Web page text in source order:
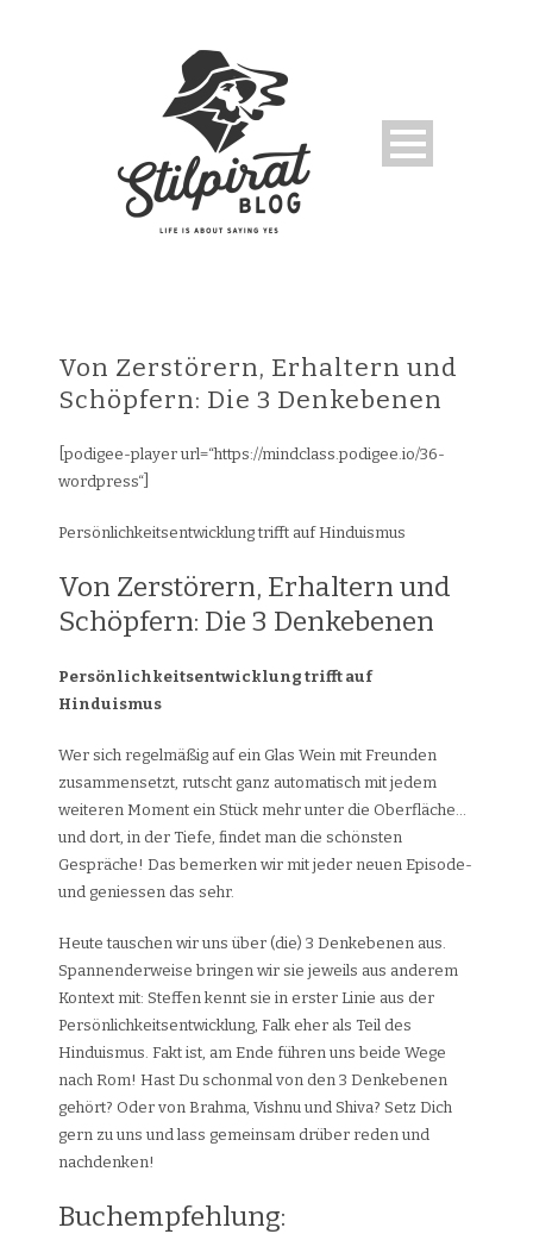
Von Zerstörern, Erhaltern und
Schöpfern: Die 3 Denkebenen
[podigee-player url=“https://mindclass.podigee.io/36-
wordpress“]
Persönlichkeitsentwicklung trifft auf Hinduismus
Von Zerstörern, Erhaltern und
Schöpfern: Die 3 Denkebenen
Persönlichkeitsentwicklung trifft auf
Hinduismus
Wer sich regelmäßig auf ein Glas Wein mit Freunden
zusammensetzt, rutscht ganz automatisch mit jedem
weiteren Moment ein Stück mehr unter die Oberfläche…
und dort, in der Tiefe, findet man die schönsten
Gespräche! Das bemerken wir mit jeder neuen Episode-
und geniessen das sehr.
Heute tauschen wir uns über (die) 3 Denkebenen aus.
Spannenderweise bringen wir sie jeweils aus anderem
Kontext mit: Steffen kennt sie in erster Linie aus der
Persönlichkeitsentwicklung, Falk eher als Teil des
Hinduismus. Fakt ist, am Ende führen uns beide Wege
nach Rom! Hast Du schonmal von den 3 Denkebenen
gehört? Oder von Brahma, Vishnu und Shiva? Setz Dich
gern zu uns und lass gemeinsam drüber reden und
nachdenken!
Buchempfehlung: